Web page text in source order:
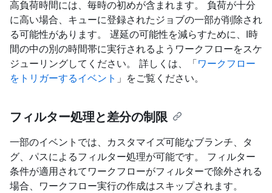
高負荷時間には、毎時の初めが含まれます。 負荷が十分
に高い場合、キューに登録されたジョブの一部が削除され
る可能性があります。 遅延の可能性を減らすために、Ⅰ時
間の中の別の時間帯に実行されるようワークフローをスケ
ジューリングしてください。 詳しくは、「ワークフロー
をトリガーするイベント 」をご覧ください。
フィルター処理と差分の制限
一部のイベントでは、カスタマイズ可能なブランチ、タ
グ、パスによるフィルター処理が可能です。 フィルター
条件が適用されてワークフローがフィルターで除外される
場合、ワークフロー実行の作成はスキップされます。